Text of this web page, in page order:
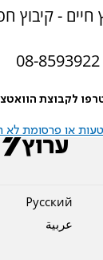
- קיבוץ
לקבוצת
או פרסומת לא
Pусский
عربية